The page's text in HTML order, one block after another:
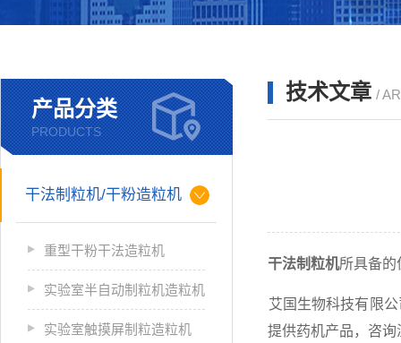
产品分类
PRODUCTS
干法制粒机/干粉造粒机
重型干粉干法造粒机
实验室半自动制粒机造粒机
实验室触摸屏制粒造粒机
技术文章 /
干法制粒机所具备的
张家港艾国生物科技有限
型药企提供药机产品，咨询